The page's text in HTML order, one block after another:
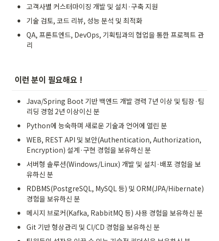
• 고객사별 커스터마이징 개발 및 설치·구축 지원
• 기술 검토, 코드 리뷰, 성능 분석 및 최적화
•
QA, 프론트엔드, DevOps, 기획팀과의 협업을 통한 프로젝트 관
리
이런 분이 필요해요 !
•
Java/Spring Boot 기반 백엔드 개발 경력 7년 이상 및 팀장·팀
리딩 경험 2년 이상이신 분
• Python에 능숙하며 새로운 기술과 언어에 열린 분
•
WEB, REST API 및 보안(Authentication, Authorization,
Encryption) 설계·구현 경험을 보유하신 분
•
서버형 솔루션(Windows/Linux) 개발 및 설치·배포 경험을 보
유하신 분
•
RDBMS(PostgreSQL, MySQL 등) 및 ORM(JPA/Hibernate)
경험을 보유하신 분
• 메시지 브로커(Kafka, RabbitMQ 등) 사용 경험을 보유하신 분
• Git 기반 형상관리 및 CI/CD 경험을 보유하신 분